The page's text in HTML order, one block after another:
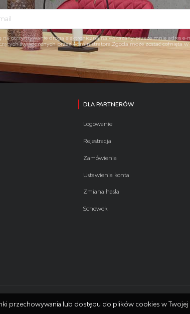
na otrzymywanie drogą elektroniczną na wskazany przeze mnie adres e-
świadczonych przez Administratora.Zgoda może zostać cofnięta
DLA PARTNERÓW
Logowanie
Rejestracja
Zamówienia
Ustawienia konta
Zmiana hasła
Schowek
przechowywania lub dostępu do plików cookies w Twojej